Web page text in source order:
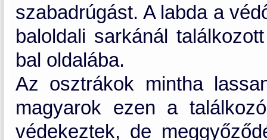
szabadrúgást. A labda a
baloldali sarkánál
bal oldalába.
Az osztrákok mintha
magyarok ezen a
védekeztek, de